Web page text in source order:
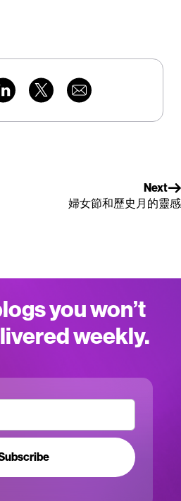
Next
婦女節和歷史月的靈感
you won’t
weekly.